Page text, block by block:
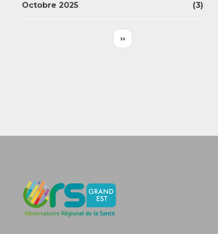
Octobre 2025 (3)
Page
››